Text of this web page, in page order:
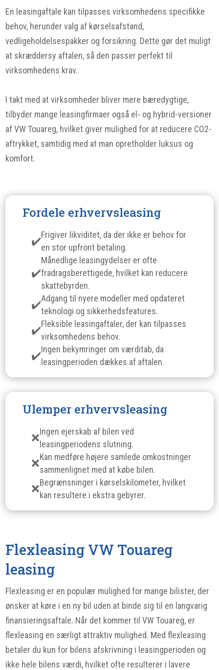
En leasingaftale kan tilpasses virksomhedens specifikke
behov, herunder valg af kørselsafstand,
vedligeholdelsespakker og forsikring. Dette gør det muligt
at skræddersy aftalen, så den passer perfekt til
virksomhedens krav.
I takt med at virksomheder bliver mere bæredygtige,
tilbyder mange leasingfirmaer også el- og hybrid-versioner
af VW Touareg, hvilket giver mulighed for at reducere CO2-
aftrykket, samtidig med at man opretholder luksus og
komfort.
Fordele erhvervsleasing
Frigiver likviditet, da der ikke er behov for
en stor upfront betaling.
Månedlige leasingydelser er ofte
fradragsberettigede, hvilket kan reducere
skattebyrden.
Adgang til nyere modeller med opdateret
teknologi og sikkerhedsfeatures.
Fleksible leasingaftaler, der kan tilpasses
virksomhedens behov.
Ingen bekymringer om værditab, da
leasingperioden dækkes af aftalen.
Ulemper erhvervsleasing
Ingen ejerskab af bilen ved
leasingperiodens slutning.
Kan medføre højere samlede omkostninger
sammenlignet med at købe bilen.
Begrænsninger i kørselskilometer, hvilket
kan resultere i ekstra gebyrer.
Flexleasing VW Touareg
leasing
Flexleasing er en populær mulighed for mange bilister, der
ønsker at køre i en ny bil uden at binde sig til en langvarig
finansieringsaftale. Når det kommer til VW Touareg, er
flexleasing en særligt attraktiv mulighed. Med flexleasing
betaler du kun for bilens afskrivning i leasingperioden og
ikke hele bilens værdi, hvilket ofte resulterer i lavere